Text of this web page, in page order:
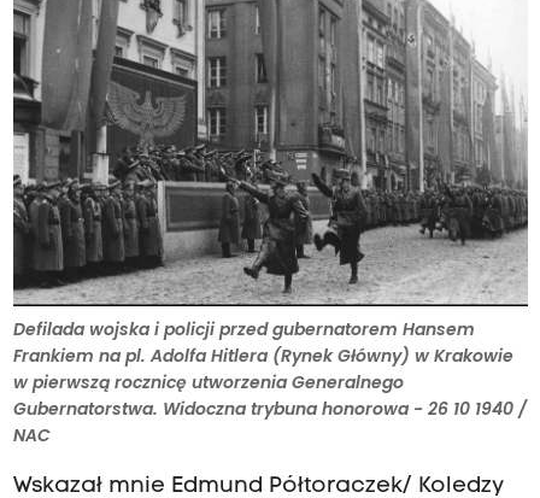
Defilada wojska i policji przed gubernatorem Hansem
Frankiem na pl. Adolfa Hitlera (Rynek Główny) w Krakowie
w pierwszą rocznicę utworzenia Generalnego
Gubernatorstwa. Widoczna trybuna honorowa - 26 10 1940 /
NAC
Wskazał mnie Edmund Półtoraczek/ Koledzy